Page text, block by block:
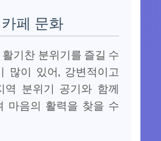
페 문화
기찬 분위기를 즐길 수
많이 있어, 강변적이고
역 분위기 공기와 함께
마음의 활력을 찾을 수